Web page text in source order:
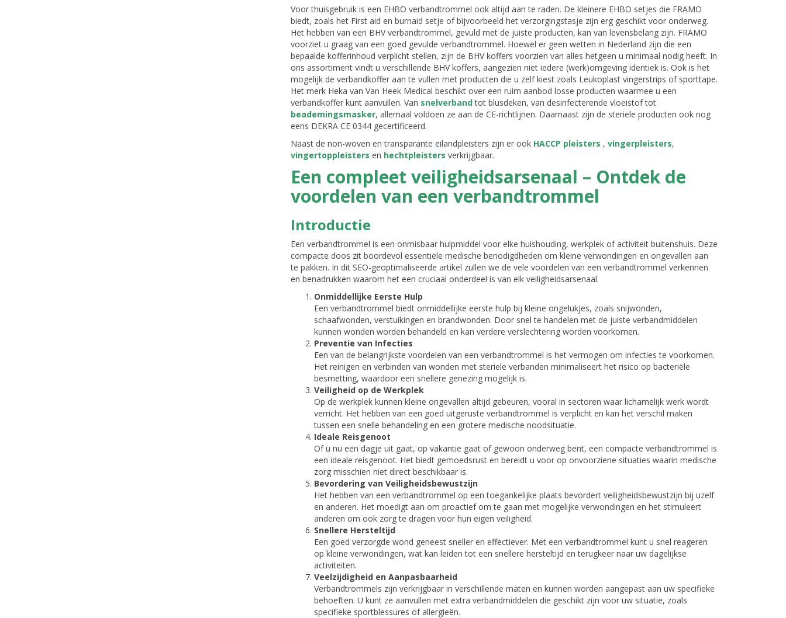
Voor thuisgebruik is een EHBO verbandtrommel ook altijd aan te raden. De kleinere EHBO setjes die FRAMO
biedt, zoals het First aid en burnaid setje of bijvoorbeeld het verzorgingstasje zijn erg geschikt voor onderweg.
Het hebben van een BHV verbandtrommel, gevuld met de juiste producten, kan van levensbelang zijn. FRAMO
voorziet u graag van een goed gevulde verbandtrommel. Hoewel er geen wetten in Nederland zijn die een
bepaalde kofferinhoud verplicht stellen, zijn de BHV koffers voorzien van alles hetgeen u minimaal nodig heeft. In
ons assortiment vindt u verschillende BHV koffers, aangezien niet iedere (werk)omgeving identiek is. Ook is het
mogelijk de verbandkoffer aan te vullen met producten die u zelf kiest zoals Leukoplast vingerstrips of sporttape.
Het merk Heka van Van Heek Medical beschikt over een ruim aanbod losse producten waarmee u een
verbandkoffer kunt aanvullen. Van snelverbandtot blusdeken, van desinfecterende vloeistof tot
beademingsmasker, allemaal voldoen ze aan de CE-richtlijnen. Daarnaast zijn de steriele producten ook nog
eens DEKRA CE 0344 gecertificeerd.
Naast de non-woven en transparante eilandpleisters zijn er ook HACCP pleisters , vingerpleisters,
vingertoppleisters en hechtpleisters verkrijgbaar.
Een compleet veiligheidsarsenaal – Ontdek de
voordelen van een verbandtrommel
Introductie
Een verbandtrommel is een onmisbaar hulpmiddel voor elke huishouding, werkplek of activiteit buitenshuis. Deze
compacte doos zit boordevol essentiële medische benodigdheden om kleine verwondingen en ongevallen aan
te pakken. In dit SEO-geoptimaliseerde artikel zullen we de vele voordelen van een verbandtrommel verkennen
en benadrukken waarom het een cruciaal onderdeel is van elk veiligheidsarsenaal.
Onmiddellijke Eerste Hulp
Een verbandtrommel biedt onmiddellijke eerste hulp bij kleine ongelukjes, zoals snijwonden,
schaafwonden, verstuikingen en brandwonden. Door snel te handelen met de juiste verbandmiddelen
kunnen wonden worden behandeld en kan verdere verslechtering worden voorkomen.
Preventie van Infecties
Een van de belangrijkste voordelen van een verbandtrommel is het vermogen om infecties te voorkomen.
Het reinigen en verbinden van wonden met steriele verbanden minimaliseert het risico op bacteriële
besmetting, waardoor een snellere genezing mogelijk is.
Veiligheid op de Werkplek
Op de werkplek kunnen kleine ongevallen altijd gebeuren, vooral in sectoren waar lichamelijk werk wordt
verricht. Het hebben van een goed uitgeruste verbandtrommel is verplicht en kan het verschil maken
tussen een snelle behandeling en een grotere medische noodsituatie.
Ideale Reisgenoot
Of u nu een dagje uit gaat, op vakantie gaat of gewoon onderweg bent, een compacte verbandtrommel is
een ideale reisgenoot. Het biedt gemoedsrust en bereidt u voor op onvoorziene situaties waarin medische
zorg misschien niet direct beschikbaar is.
Bevordering van Veiligheidsbewustzijn
Het hebben van een verbandtrommel op een toegankelijke plaats bevordert veiligheidsbewustzijn bij uzelf
en anderen. Het moedigt aan om proactief om te gaan met mogelijke verwondingen en het stimuleert
anderen om ook zorg te dragen voor hun eigen veiligheid.
Snellere Hersteltijd
Een goed verzorgde wond geneest sneller en effectiever. Met een verbandtrommel kunt u snel reageren
op kleine verwondingen, wat kan leiden tot een snellere hersteltijd en terugkeer naar uw dagelijkse
activiteiten.
Veelzijdigheid en Aanpasbaarheid
Verbandtrommels zijn verkrijgbaar in verschillende maten en kunnen worden aangepast aan uw specifieke
behoeften. U kunt ze aanvullen met extra verbandmiddelen die geschikt zijn voor uw situatie, zoals
specifieke sportblessures of allergieën.